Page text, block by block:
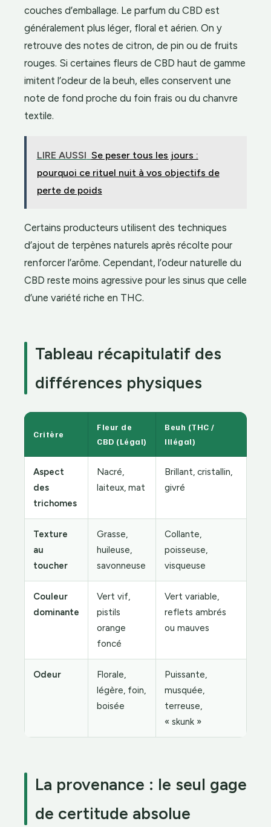
couches d’emballage. Le parfum du CBD est
généralement plus léger, floral et aérien. On y
retrouve des notes de citron, de pin ou de fruits
rouges. Si certaines fleurs de CBD haut de gamme
imitent l’odeur de la beuh, elles conservent une
note de fond proche du foin frais ou du chanvre
textile.
LIRE AUSSI Se peser tous les jours :
pourquoi ce rituel nuit à vos objectifs de
perte de poids
Certains producteurs utilisent des techniques
d’ajout de terpènes naturels après récolte pour
renforcer l’arôme. Cependant, l’odeur naturelle du
CBD reste moins agressive pour les sinus que celle
d’une variété riche en THC.
Tableau récapitulatif des
différences physiques
Critère
Fleur de
CBD (Légal)
Beuh (THC /
Illégal)
Aspect
des
trichomes
Nacré,
laiteux, mat
Brillant, cristallin,
givré
Texture
au
toucher
Grasse,
huileuse,
savonneuse
Collante,
poisseuse,
visqueuse
Couleur
dominante
Vert vif,
pistils
orange
foncé
Vert variable,
reflets ambrés
ou mauves
Odeur
Florale,
légère, foin,
boisée
Puissante,
musquée,
terreuse,
« skunk »
La provenance : le seul gage
de certitude absolue